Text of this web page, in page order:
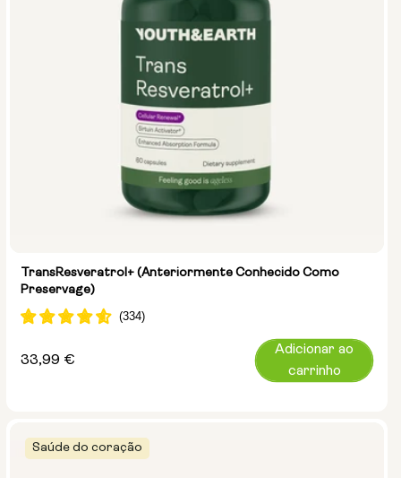
TransResveratrol+ (anteriormente Conhecido Como
Preservage)
Preço
33,99 €
Adicionar ao
carrinho
Saúde do coração